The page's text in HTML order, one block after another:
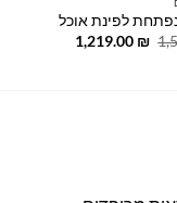
לפינת אוכל
המחיר
1,219.00 ₪
המחיר